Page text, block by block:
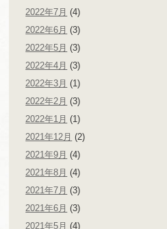
2022年7月 (4)
2022年6月 (3)
2022年5月 (3)
2022年4月 (3)
2022年3月 (1)
2022年2月 (3)
2022年1月 (1)
2021年12月 (2)
2021年9月 (4)
2021年8月 (4)
2021年7月 (3)
2021年6月 (3)
2021年5月 (4)